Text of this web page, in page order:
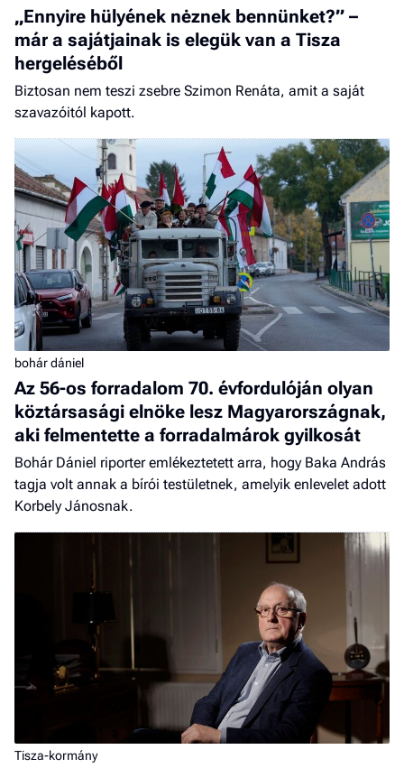
„Ennyire hülyének nėznek bennünket?” –
már a sajátjainak is elegük van a Tisza
hergeléséből
Biztosan nem teszi zsebre Szimon Renáta, amit a saját
szavazóitól kapott.
bohár dániel
Az 56-os forradalom 70. évfordulóján olyan
köztársasági elnöke lesz Magyarországnak,
aki felmentette a forradalmárok gyilkosát
Bohár Dániel riporter emlékeztetett arra, hogy Baka András
tagja volt annak a bírói testületnek, amelyik enlevelet adott
Korbely Jánosnak.
Tisza-kormány